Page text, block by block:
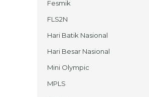
Fesmik
FLS2N
Hari Batik Nasional
Hari Besar Nasional
Mini Olympic
MPLS